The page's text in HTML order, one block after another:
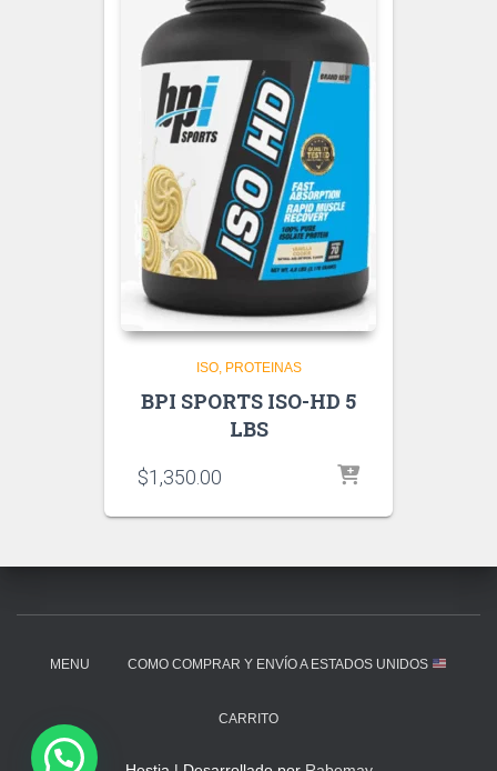
ISO PROTEINAS
BPI SPORTS ISO-HD 5
LBS
$1,350.00
MENU COMO COMPRAR Y ENVÍO A ESTADOS UNIDOS
CARRITO